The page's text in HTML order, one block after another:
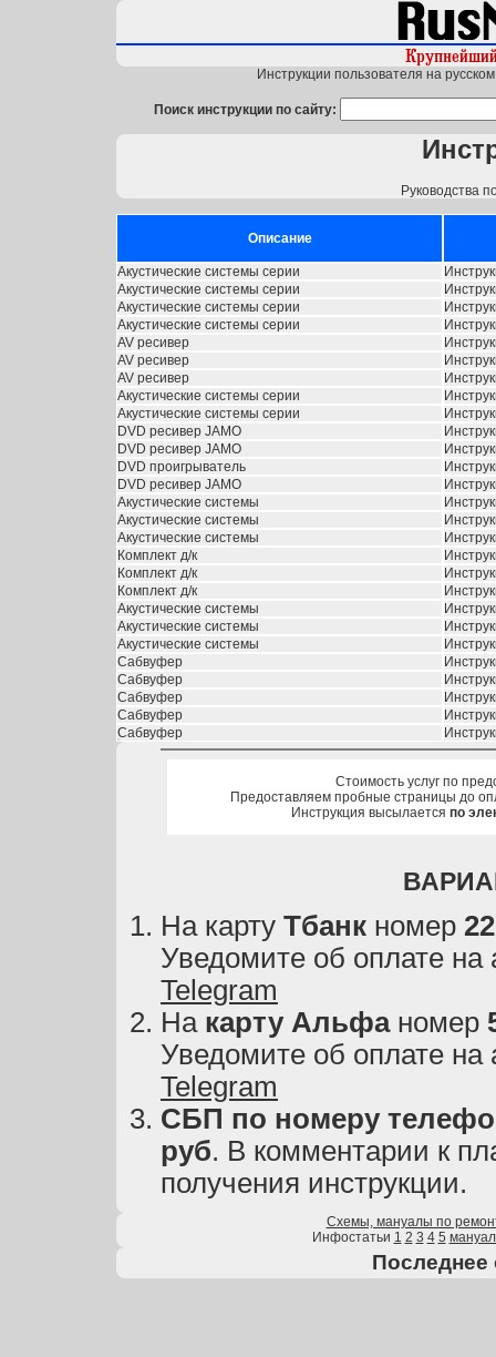
Инструкции пользователя на
Поиск инструкции по сайту:
Руководства
Описание
Акустические системы серии
Акустические системы серии
Акустические системы серии
Акустические системы серии
AV ресивер
AV ресивер
AV ресивер
Акустические системы серии
Акустические системы серии
DVD ресивер JAMO
DVD ресивер JAMO
DVD проигрыватель
DVD ресивер JAMO
Акустические системы
Акустические системы
Акустические системы
Комплект д/к
Комплект д/к
Комплект д/к
Акустические системы
Акустические системы
Акустические системы
Сабвуфер
Сабвуфер
Сабвуфер
Сабвуфер
Сабвуфер
Стоимость услуг по
Предоставляем пробные страницы до
Инструкция высылается по
На карту Тбанк номер
Уведомите об оплате на
Telegram
На карту Альфаномер
Уведомите об оплате на
Telegram
СБП по номеру
руб. В комментарии к
получения инструкции.
Схемы, мануалы по
Инфостатьи 1 2 3 4 5